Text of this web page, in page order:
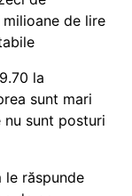
de lire
la
sunt mari
sunt posturi
le răspunde